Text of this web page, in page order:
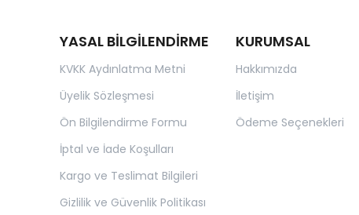
YASAL BİLGİLENDİRME
KVKK Aydınlatma Metni
Üyelik Sözleşmesi
Ön Bilgilendirme Formu
İptal ve İade Koşulları
Kargo ve Teslimat Bilgileri
Gizlilik ve Güvenlik Politikası
KURUMSAL
Hakkımızda
İletişim
Ödeme Seçenekleri